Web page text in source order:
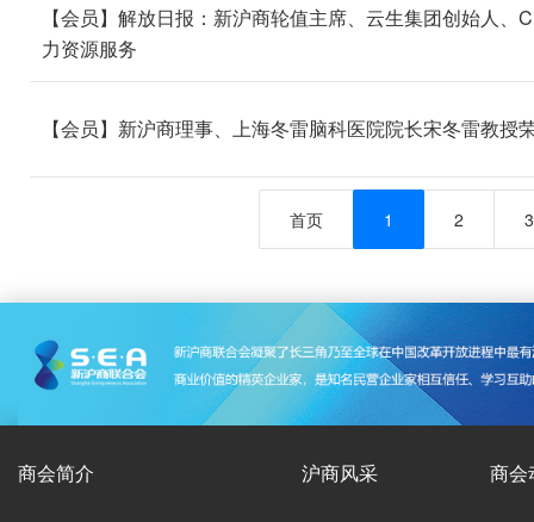
【会员】解放日报：新沪商轮值主席、云生集团创始人
力资源服务
【会员】新沪商理事、上海冬雷脑科医院院长宋冬雷教授
首页 1 2 3
商会简介 沪商风采 商会